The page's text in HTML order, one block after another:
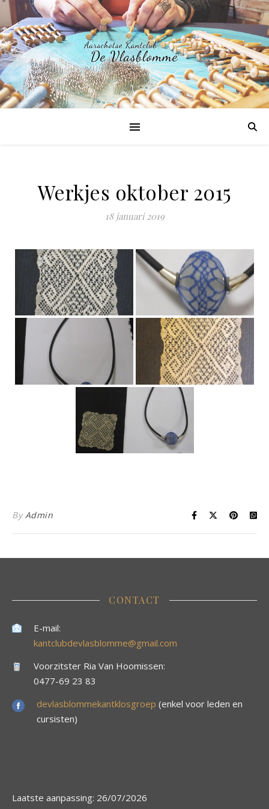
Werkjes oktober 2015
18 januari 2019
ByAdmin
CONTACT
E-mail:
kantclubdevlasblomme@gmail.com
Voorzitster Ria Van Hoomissen:
0477-69 23 83
devlasblommekantklosgroep (enkel voor leden en
cursisten)
Laatste aanpassing: 26/07/2026